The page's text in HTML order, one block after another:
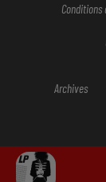
Archives